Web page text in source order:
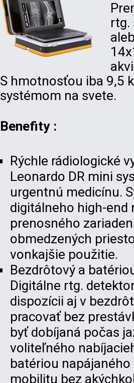
rtg.
S hmotnosťou iba 9,5
systémom na svete.
Benefity :
Rýchle rádiologické
Leonardo DR mini
urgentnú medicínu.
digitálneho high-
prenosného
obmedzených
vonkajšie použitie.
Bezdrôtový a
Digitálne rtg.
dispozícii aj v
pracovať bez
byť dobíjaná počas
voliteľného
batériou
mobilitu bez